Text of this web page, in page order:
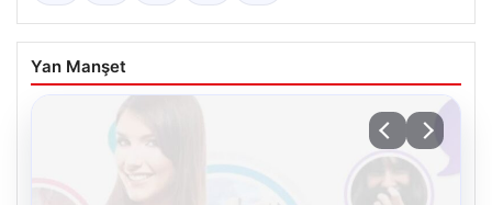
Yan Manşet